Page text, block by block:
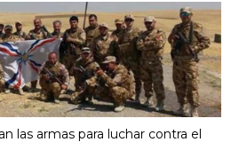
las armas para luchar contra el